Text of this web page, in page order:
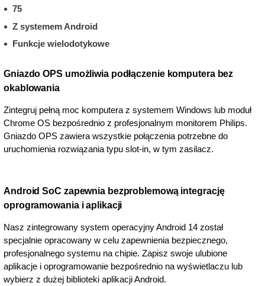
75
Z systemem Android
Funkcje wielodotykowe
Gniazdo OPS umożliwia podłączenie komputera bez
okablowania
Zintegruj pełną moc komputera z systemem Windows lub moduł
Chrome OS bezpośrednio z profesjonalnym monitorem Philips.
Gniazdo OPS zawiera wszystkie połączenia potrzebne do
uruchomienia rozwiązania typu slot-in, w tym zasilacz.
Android SoC zapewnia bezproblemową integrację
oprogramowania i aplikacji
Nasz zintegrowany system operacyjny Android 14 został
specjalnie opracowany w celu zapewnienia bezpiecznego,
profesjonalnego systemu na chipie. Zapisz swoje ulubione
aplikacje i oprogramowanie bezpośrednio na wyświetlaczu lub
wybierz z dużej biblioteki aplikacji Android.